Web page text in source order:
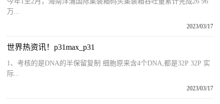
万...
2023/03/17
世界热资讯！p31max_p31
1、考核的是DNA的半保留复制 细胞原来含4个DNA,都是32P 32P 实
际...
2023/03/17